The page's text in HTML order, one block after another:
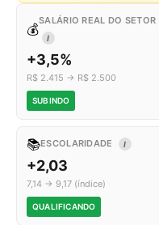
💰
SALÁRIO REAL DO SETOR
I
+3,5%
R$ 2.415 → R$ 2.500
SUBINDO
📚ESCOLARIDADE I
+2,03
7,14 → 9,17 (índice)
QUALIFICANDO